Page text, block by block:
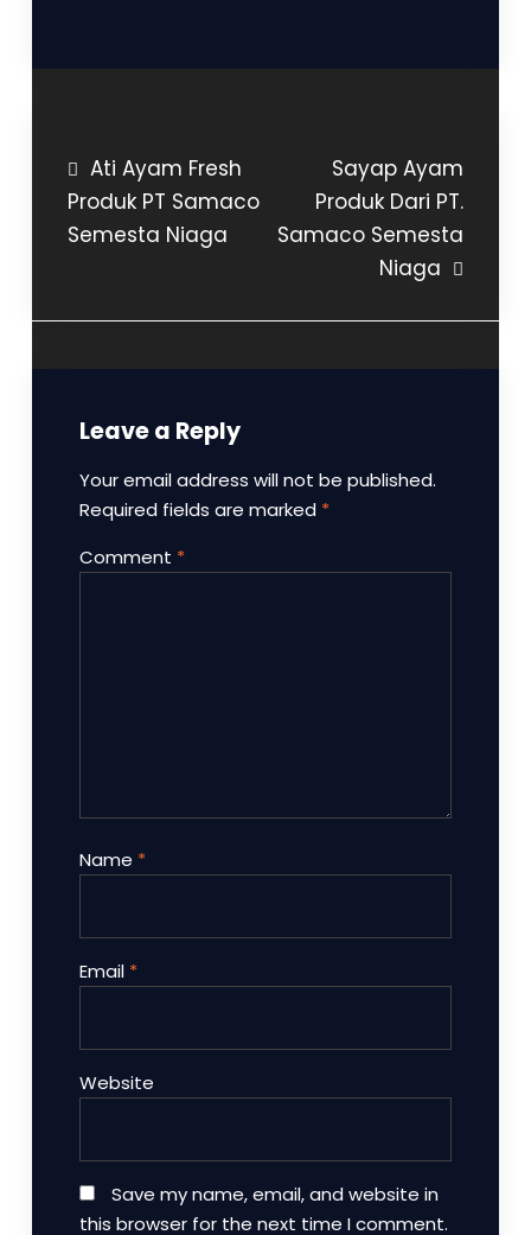
Ati Ayam Fresh
Produk PT Samaco
Semesta Niaga
Sayap Ayam
Produk Dari PT.
Samaco Semesta
Niaga
Leave a Reply
Your email address will not be published.
Required fields are marked *
Comment *
Name *
Email *
Website
Save my name, email, and website in
this browser for the next time I comment.